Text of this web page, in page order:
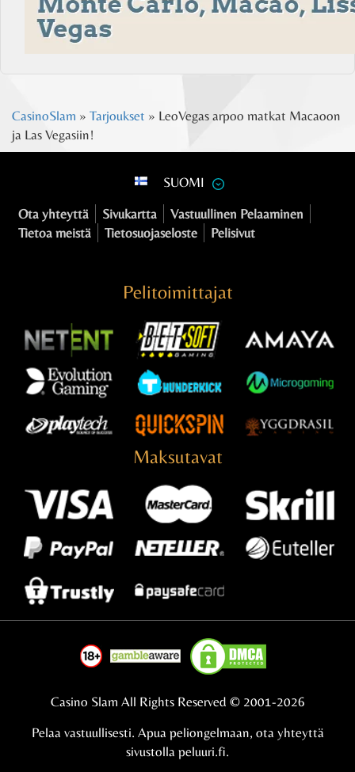
CasinoSlam » Tarjoukset » LeoVegas arpoo matkat Macaoon
ja Las Vegasiin!
SUOMI
Ota yhteyttä Sivukartta
Vastuullinen Pelaaminen
Tietoa meistä
Tietosuojaseloste Pelisivut
Pelitoimittajat
Maksutavat
Casino Slam All Rights Reserved © 2001-2026
Pelaa vastuullisesti. Apua peliongelmaan, ota yhteyttä
sivustolla peluuri.fi.